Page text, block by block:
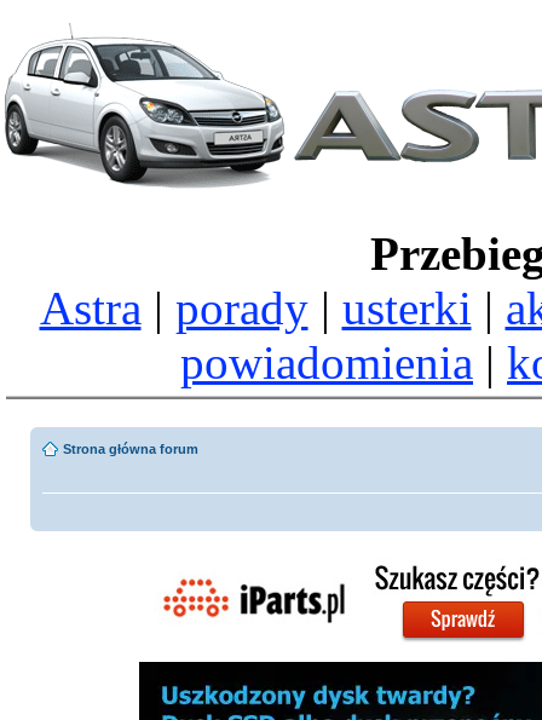
Astra | porady| usterki |
powiadomienia |
Strona główna forum